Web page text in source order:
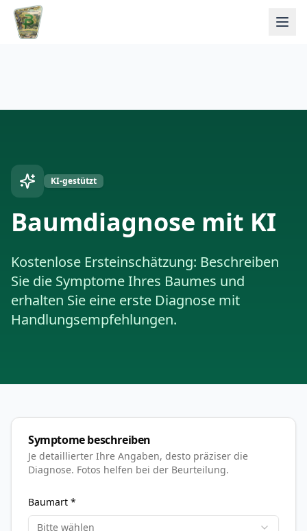
KI-gestützt
Baumdiagnose mit KI
Kostenlose Ersteinschätzung: Beschreiben
Sie die Symptome Ihres Baumes und
erhalten Sie eine erste Diagnose mit
Handlungsempfehlungen.
Symptome beschreiben
Je detaillierter Ihre Angaben, desto präziser die
Diagnose. Fotos helfen bei der Beurteilung.
Baumart *
Bitte wählen